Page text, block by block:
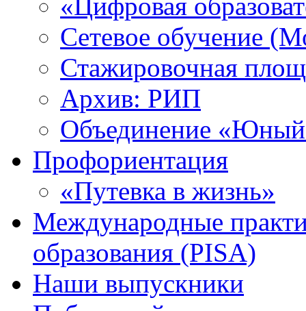
Сетевое обучение
Стажировочная
Архив: РИП
Объединение «Юный
Профориентация
«Путевка в жизнь»
Международные
образования (PISA)
Наши выпускники